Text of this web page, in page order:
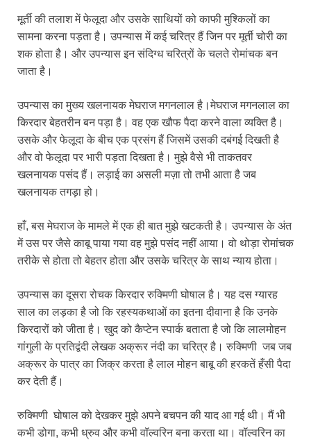
मूर्ती की तलाश में फेलूदा और उसके साथियों को काफी मुश्किलों का
सामना करना पड़ता है। उपन्यास में कई चरित्र हैं जिन पर मूर्ती चोरी का
शक होता है। और उपन्यास इन संदिग्ध चरित्रों के चलते रोमांचक बन
जाता है।
उपन्यास का मुख्य खलनायक मेघराज मगनलाल है।मेघराज मगनलाल का
किरदार बेहतरीन बन पड़ा है। वह एक खौफ पैदा करने वाला व्यक्ति है।
उसके और फेलूदा के बीच एक प्रसंग हैं जिसमें उसकी दबंगई दिखती है
और वो फेलूदा पर भारी पड़ता दिखता है। मुझे वैसे भी ताकतवर
खलनायक पसंद हैं। लड़ाई का असली मज़ा तो तभी आता है जब
खलनायक तगड़ा हो।
हाँ, बस मेघराज के मामले में एक ही बात मुझे खटकती है। उपन्यास के अंत
में उस पर जैसे काबू पाया गया वह मुझे पसंद नहीं आया। वो थोड़ा रोमांचक
तरीके से होता तो बेहतर होता और उसके चरित्र के साथ न्याय होता।
उपन्यास का दूसरा रोचक किरदार रुक्मिणी घोषाल है। यह दस ग्यारह
साल का लड़का है जो कि रहस्यकथाओं का इतना दीवाना है कि उनके
किरदारों को जीता है। खुद को कैप्टेन स्पार्क बताता है जो कि लालमोहन
गांगुली के प्रतिद्वंदी लेखक अक्रूर नंदी का चरित्र है। रुक्मिणी जब जब
अक्रूर के पात्र का जिक्र करता है लाल मोहन बाबू की हरकतें हँसी पैदा
कर देती हैं।
रुक्मिणी घोषाल को देखकर मुझे अपने बचपन की याद आ गई थी। मैं भी
कभी डोगा, कभी ध्रुव और कभी वॉल्वरिन बना करता था। वॉल्वरिन का